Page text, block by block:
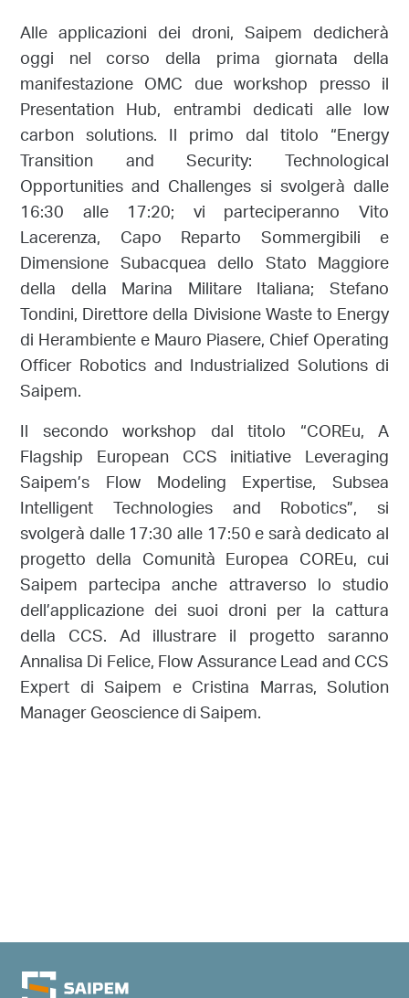
Alle applicazioni dei droni, Saipem dedicherà
oggi nel corso della prima giornata della
manifestazione OMC due workshop presso il
Presentation Hub, entrambi dedicati alle low
carbon solutions. Il primo dal titolo “Energy
Transition and Security: Technological
Opportunities and Challenges si svolgerà dalle
16:30 alle 17:20; vi parteciperanno Vito
Lacerenza, Capo Reparto Sommergibili e
Dimensione Subacquea dello Stato Maggiore
della della Marina Militare Italiana; Stefano
Tondini, Direttore della Divisione Waste to Energy
di Herambiente e Mauro Piasere, Chief Operating
Officer Robotics and Industrialized Solutions di
Saipem.
Il secondo workshop dal titolo “COREu, A
Flagship European CCS initiative Leveraging
Saipem’s Flow Modeling Expertise, Subsea
Intelligent Technologies and Robotics”, si
svolgerà dalle 17:30 alle 17:50 e sarà dedicato al
progetto della Comunità Europea COREu, cui
Saipem partecipa anche attraverso lo studio
dell’applicazione dei suoi droni per la cattura
della CCS. Ad illustrare il progetto saranno
Annalisa Di Felice, Flow Assurance Lead and CCS
Expert di Saipem e Cristina Marras, Solution
Manager Geoscience di Saipem.